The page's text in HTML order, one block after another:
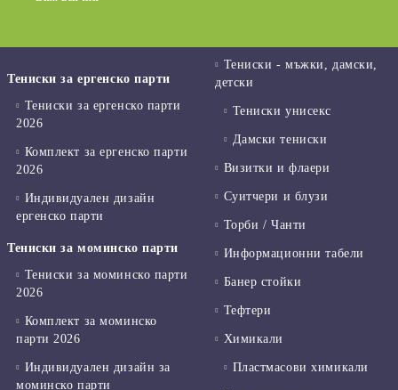
Тениски за ергенско парти
Тениски за ергенско парти
2026
Комплект за ергенско парти
2026
Индивидуален дизайн
ергенско парти
Тениски за моминско парти
Тениски за моминско парти
2026
Комплект за моминско
парти 2026
Индивидуален дизайн за
моминско парти
Тениски - мъжки, дамски,
детски
Тениски унисекс
Дамски тениски
Визитки и флаери
Суитчери и блузи
Торби / Чанти
Информационни табели
Банер стойки
Тефтери
Химикали
Пластмасови химикали